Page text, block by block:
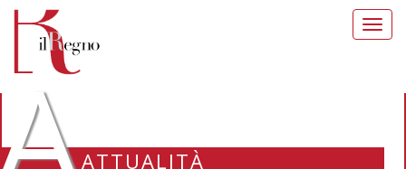
ATTUALITÀ